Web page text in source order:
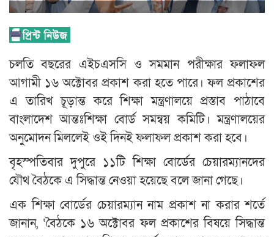
চলতি বছরের এইচএসসি ও সমমান পরীক্ষার ফলাফল
আগামী ১৬ অক্টোবর প্রকাশ করা হতে পারে। ফল প্রকাশের
এ তারিখ চূড়ান্ত করে শিক্ষা মন্ত্রণালয়ে প্রস্তাব পাঠাবে
বাংলাদেশ আন্তঃশিক্ষা বোর্ড সমন্বয় কমিটি। মন্ত্রণালয়ের
অনুমোদন মিললেই ওই দিনই ফলাফল প্রকাশ করা হবে।
বৃহস্পতিবার দুপুরে ১১টি শিক্ষা বোর্ডের চেয়ারম্যানদের
যৌথ বৈঠকে এ সিদ্ধান্ত নেওয়া হয়েছে বলে জানা গেছে।
এক শিক্ষা বোর্ডের চেয়ারম্যান নাম প্রকাশ না করার শর্তে
জানান, ‘বৈঠকে ১৬ অক্টোবর ফল প্রকাশের বিষয়ে সিদ্ধান্ত